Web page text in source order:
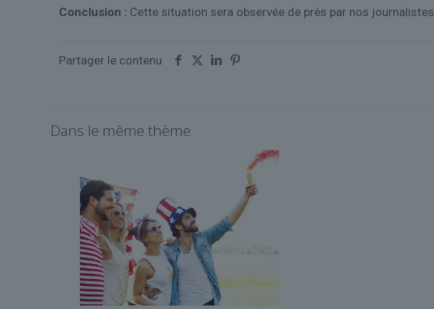
Conclusion : Cette situation sera observée de près par nos journalistes.
Partager le contenu
Dans le même thème